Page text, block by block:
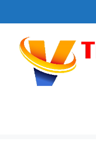
đến
dung